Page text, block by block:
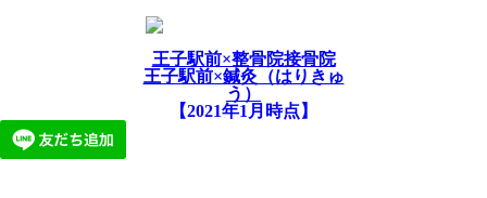
王子駅前×整骨院接骨院
王子駅前×鍼灸（はりきゅ
う）
【2021年1月時点】